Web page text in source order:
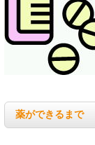
薬ができるまで